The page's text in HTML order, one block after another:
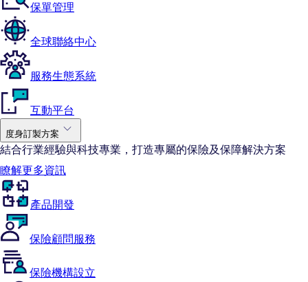
保單管理
全球聯絡中心
服務生態系統
互動平台
度身訂製方案
結合行業經驗與科技專業，打造專屬的保險及保障解決方案
瞭解更多資訊
產品開發
保險顧問服務
保險機構設立